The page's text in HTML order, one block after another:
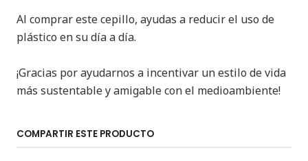
Al comprar este cepillo, ayudas a reducir el uso de
plástico en su día a día.
¡Gracias por ayudarnos a incentivar un estilo de vida
más sustentable y amigable con el medioambiente!
COMPARTIR ESTE PRODUCTO